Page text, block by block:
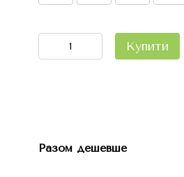
Купити
Разом дешевше